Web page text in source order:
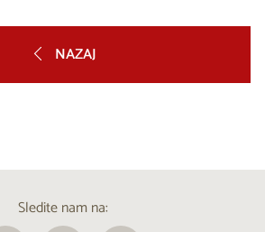
NAZAJ
Sledite nam na: